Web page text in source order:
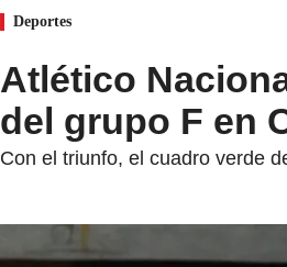
Deportes
Atlético
del grupo F en
Con el triunfo, el cuadro verde